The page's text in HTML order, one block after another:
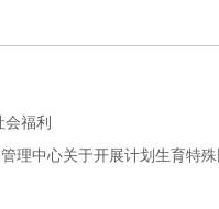
福利
理中心关于开展计划生育特